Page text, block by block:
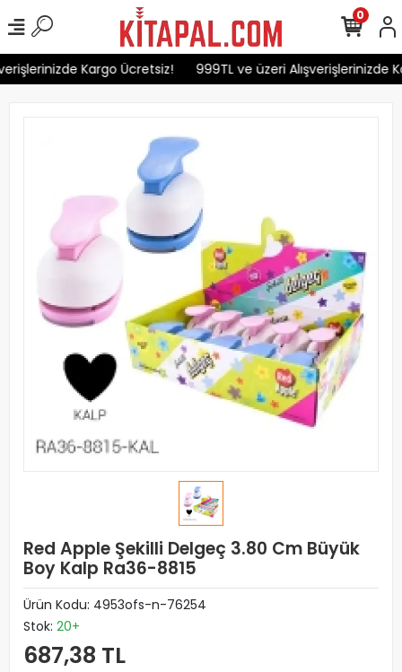
Kargo Ücretsiz! 999TL ve üzeri Alışverişlerinizde
0
Red Apple Şekilli Delgeç 3.80 Cm Büyük
Boy Kalp Ra36-8815
Ürün Kodu: 4953ofs-n-76254
Stok: 20+
687,38 TL